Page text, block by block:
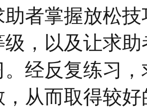
助者掌握放松
，以及让求
。经反复练习
，从而取得较